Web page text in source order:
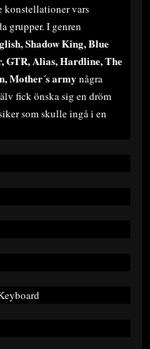
konstellationer vars
grupper. I genren
Shadow King, Blue
GTR, Alias, Hardline, The
Mother´s army några
fick önska sig en dröm
som skulle ingå i en